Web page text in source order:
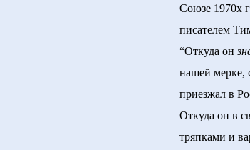
Союзе 1970х
писателем
“Откуда он
нашей мерке,
приезжал в
Откуда он в
тряпками и